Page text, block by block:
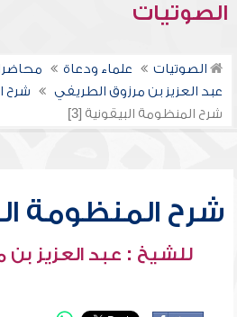
الصوتيات
الصوتيات علماء ودعاة
عبد العزيز بن مرزوق الطريفي
شرح
شرح المنظومة البيقونية [3]
شرح المنظومة
للشيخ : عبد العزيز بن